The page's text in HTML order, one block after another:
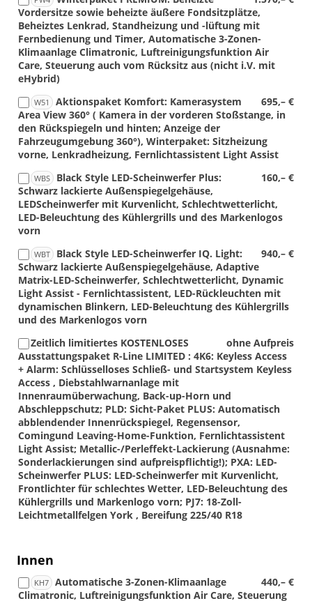
Vordersitze sowie beheizte äußere Fondsitzplätze,
Beheiztes Lenkrad, Standheizung und -lüftung mit
Fernbedienung und Timer, Automatische 3-Zonen-
Klimaanlage Climatronic, Luftreinigungsfunktion Air
Care, Steuerung auch vom Rücksitz aus (nicht i.V. mit
eHybrid)
W51 695,– €
Aktionspaket Komfort: Kamerasystem
Area View 360° ( Kamera in der vorderen Stoßstange, in
den Rückspiegeln und hinten; Anzeige der
Fahrzeugumgebung 360°), Winterpaket: Sitzheizung
vorne, Lenkradheizung, Fernlichtassistent Light Assist
WBS 160,– €
Black Style LED-Scheinwerfer Plus:
Schwarz lackierte Außenspiegelgehäuse,
LEDScheinwerfer mit Kurvenlicht, Schlechtwetterlicht,
LED-Beleuchtung des Kühlergrills und des Markenlogos
vorn
WBT 940,– €
Black Style LED-Scheinwerfer IQ. Light:
Schwarz lackierte Außenspiegelgehäuse, Adaptive
Matrix-LED-Scheinwerfer, Schlechtwetterlicht, Dynamic
Light Assist - Fernlichtassistent, LED-Rückleuchten mit
dynamischen Blinkern, LED-Beleuchtung des Kühlergrills
und des Markenlogos vorn
ohne Aufpreis
Zeitlich limitiertes KOSTENLOSES
Ausstattungspaket R-Line LIMITED : 4K6: Keyless Access
+ Alarm: Schlüsselloses Schließ- und Startsystem Keyless
Access , Diebstahlwarnanlage mit
Innenraumüberwachung, Back-up-Horn und
Abschleppschutz; PLD: Sicht-Paket PLUS: Automatisch
abblendender Innenrückspiegel, Regensensor,
Comingund Leaving-Home-Funktion, Fernlichtassistent
Light Assist; Metallic-/Perleffekt-Lackierung (Ausnahme:
Sonderlackierungen sind aufpreispflichtig!); PXA: LED-
Scheinwerfer PLUS: LED-Scheinwerfer mit Kurvenlicht,
Frontlichter für schlechtes Wetter, LED-Beleuchtung des
Kühlergrills und Markenlogo vorn; PJ7: 18-Zoll-
Leichtmetallfelgen York , Bereifung 225/40 R18
Innen
KH7 440,– €
Automatische 3-Zonen-Klimaanlage
Climatronic, Luftreinigungsfunktion Air Care, Steuerung